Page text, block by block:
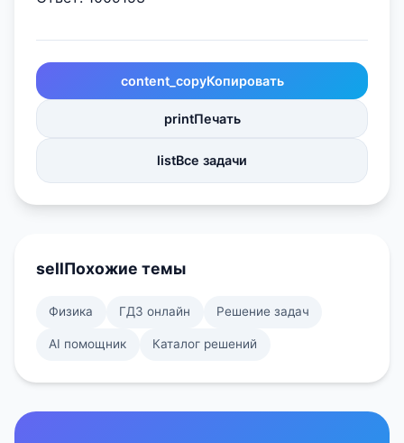
content_copyКопировать
printПечать
listВсе задачи
sellПохожие темы
Физика ГДЗ онлайн Решение задач
AI помощник Каталог решений